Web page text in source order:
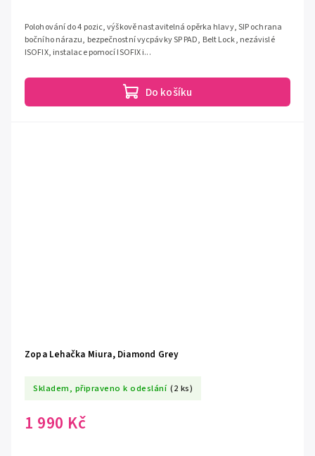
Do košíku
Polohování do 4 pozic, výškově nastavitelná opěrka hlavy, SIP ochrana
bočního nárazu, bezpečnostní vycpávky SP PAD, Belt Lock, nezávislé
ISOFIX, instalace pomocí ISOFIX i...
Zopa Lehačka Miura, Diamond Grey
Skladem, připraveno k odeslání (2 ks)
1 990 Kč